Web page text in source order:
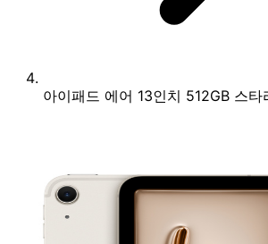
아이패드 에어 13인치 512GB 스타